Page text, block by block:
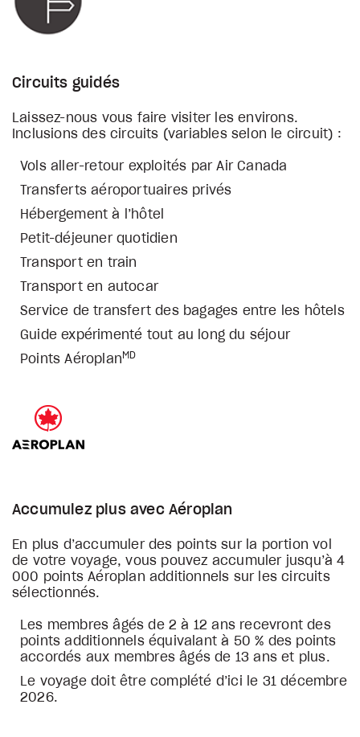
Circuits guidés
Laissez-nous vous faire visiter les environs.
Inclusions des circuits (variables selon le circuit) :
Vols aller-retour exploités par Air Canada
Transferts aéroportuaires privés
Hébergement à l’hôtel
Petit-déjeuner quotidien
Transport en train
Transport en autocar
Service de transfert des bagages entre les hôtels
Guide expérimenté tout au long du séjour
Points Aéroplan MD
Accumulez plus avec Aéroplan
En plus d’accumuler des points sur la portion vol
de votre voyage, vous pouvez accumuler jusqu’à 4
000 points Aéroplan additionnels sur les circuits
sélectionnés.
Les membres âgés de 2 à 12 ans recevront des
points additionnels équivalant à 50 % des points
accordés aux membres âgés de 13 ans et plus.
Le voyage doit être complété d’ici le 31 décembre
2026.